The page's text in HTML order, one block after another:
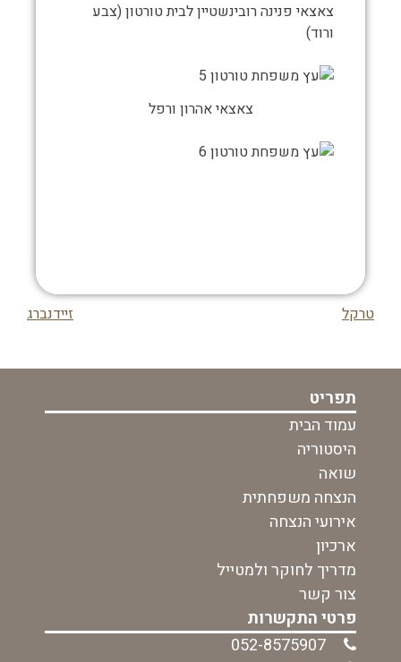
צאצאי פנינה רובינשטיין לבית טורטון (צבע
ורוד)
צאצאי אהרון ורפל
בפוסט
זיידנברג טרקל
תפריט
עמוד הבית
היסטוריה
שואה
הנצחה משפחתית
אירועי הנצחה
ארכיון
מדריך לחוקר ולמטייל
צור קשר
פרטי התקשרות